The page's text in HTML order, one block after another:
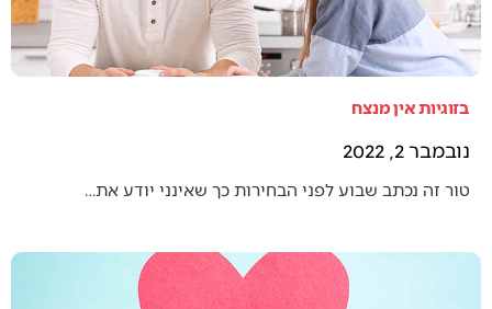
בזוגיות אין מנצח
נובמבר 2, 2022
טור זה נכתב שבוע לפני הבחירות כך שאינני יודע את…